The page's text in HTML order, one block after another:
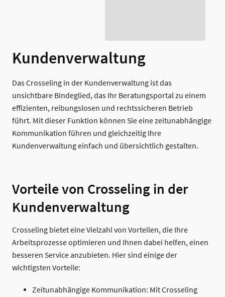
Kundenverwaltung
Das Crosseling in der Kundenverwaltung ist das
unsichtbare Bindeglied, das Ihr Beratungsportal zu einem
effizienten, reibungslosen und rechtssicheren Betrieb
führt. Mit dieser Funktion können Sie eine zeitunabhängige
Kommunikation führen und gleichzeitig Ihre
Kundenverwaltung einfach und übersichtlich gestalten.
Vorteile von Crosseling in der
Kundenverwaltung
Crosseling bietet eine Vielzahl von Vorteilen, die Ihre
Arbeitsprozesse optimieren und Ihnen dabei helfen, einen
besseren Service anzubieten. Hier sind einige der
wichtigsten Vorteile:
Zeitunabhängige Kommunikation: Mit Crosseling